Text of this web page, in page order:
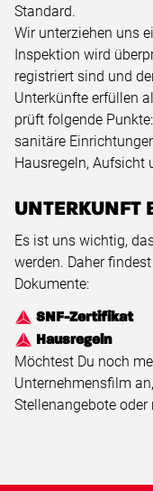
Standard.
Wir unterziehen uns
Inspektion wird
registriert sind und
Unterkünfte erfüllen
prüft folgende
sanitäre
Hausregeln, Aufsicht
UNTERKUNFT
Es ist uns wichtig,
werden. Daher
Dokumente:
SNF-Zertifikat
Hausregeln
Möchtest Du noch
Unternehmensfilm
Stellenangebote